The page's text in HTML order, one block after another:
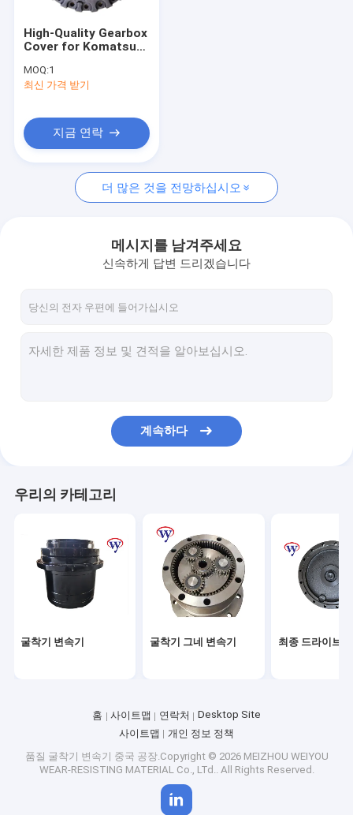
굴삭기 수력 원동기
굴착기 드라이브 모터
모터 변속기 부품
High-Quality Gearbox
Cover for Komatsu
Excavator with 1
Year Warranty and 1-
MOQ:1
최신 가격 받기
지금 연락
더 많은 것을 전망하십시오
메시지를 남겨주세요
신속하게 답변 드리겠습니다
계속하다
우리의 카테고리
굴착기 변속기 굴착기 그네 변속기 최종 드라이브
홈 사이트맵 연락처
Desktop Site
사이트맵
개인 정보 정책
품질 굴착기 변속기
중국 공장.Copyright © 2026 MEIZHOU WEIYOU
WEAR-RESISTING MATERIAL Co., LTd.. All Rights Reserved.